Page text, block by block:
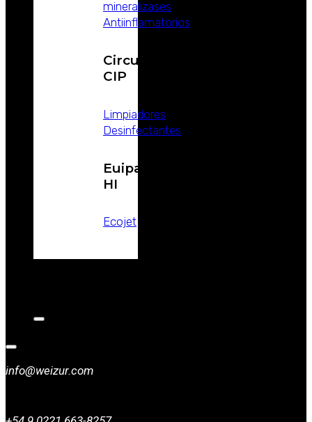
mineralizases
Antiinflamatorios
Circuitos
CIP
Limpiadores
Desinfectantes
Euipamientos
HI
Ecojet
info@weizur.com